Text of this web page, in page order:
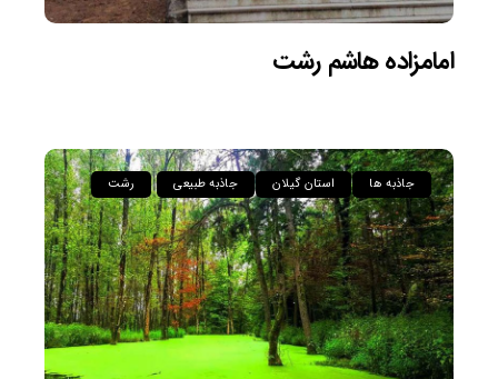
امامزاده هاشم رشت
جاذبه ها استان گیلان جاذبه طبیعی رشت